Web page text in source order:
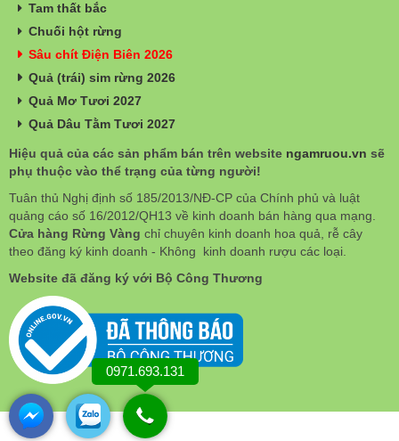
Tam thất bắc
Chuối hột rừng
Sâu chít Điện Biên 2026
Quả (trái) sim rừng 2026
Quả Mơ Tươi 2027
Quả Dâu Tằm Tươi 2027
Hiệu quả của các sản phẩm bán trên website ngamruou.vn sẽ
phụ thuộc vào thể trạng của từng người!
Tuân thủ Nghị định số 185/2013/NĐ-CP của Chính phủ và luật
quảng cáo số 16/2012/QH13 về kinh doanh bán hàng qua mạng.
Cửa hàng Rừng Vàng chỉ chuyên kinh doanh hoa quả, rễ cây
theo đăng ký kinh doanh - Không kinh doanh rượu các loại.
Website đã đăng ký với Bộ Công Thương
0971.693.131